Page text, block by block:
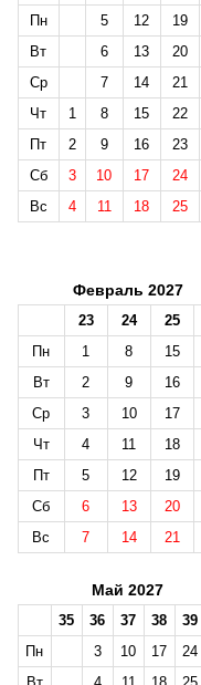
Пн
5 12
19
Вт
6 13
20
Ср
7 14
21
Чт
1 8 15
22
Пт
2 9 16
23
Сб
3 10 17
24
Вс
4 11 18 25
Февраль 2027
23 24
25
Пн
1 8
15
Вт
2 9
16
Ср
3 10
17
Чт
4 11
18
Пт
5 12
19
Сб
6 13
20
Вс
7 14 21
Май 2027
35 36 37 38
39
Пн
3 10 17
24